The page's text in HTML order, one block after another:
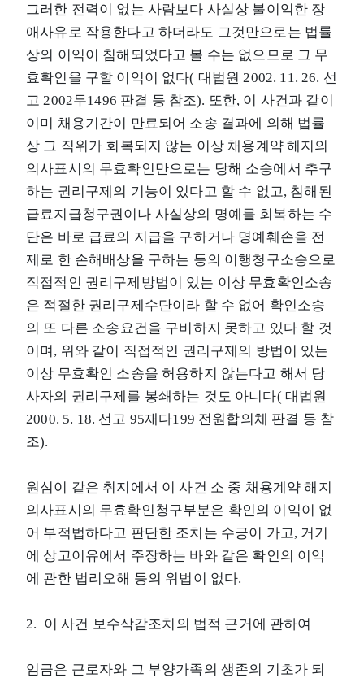
그러한 전력이 없는 사람보다 사실상 불이익한 장
애사유로 작용한다고 하더라도 그것만으로는 법률
상의 이익이 침해되었다고 볼 수는 없으므로 그 무
효확인을 구할 이익이 없다( 대법원 2002. 11. 26. 선
고 2002두1496 판결 등 참조). 또한, 이 사건과 같이
이미 채용기간이 만료되어 소송 결과에 의해 법률
상 그 직위가 회복되지 않는 이상 채용계약 해지의
의사표시의 무효확인만으로는 당해 소송에서 추구
하는 권리구제의 기능이 있다고 할 수 없고, 침해된
급료지급청구권이나 사실상의 명예를 회복하는 수
단은 바로 급료의 지급을 구하거나 명예훼손을 전
제로 한 손해배상을 구하는 등의 이행청구소송으로
직접적인 권리구제방법이 있는 이상 무효확인소송
은 적절한 권리구제수단이라 할 수 없어 확인소송
의 또 다른 소송요건을 구비하지 못하고 있다 할 것
이며, 위와 같이 직접적인 권리구제의 방법이 있는
이상 무효확인 소송을 허용하지 않는다고 해서 당
사자의 권리구제를 봉쇄하는 것도 아니다( 대법원
2000. 5. 18. 선고 95재다199 전원합의체 판결 등 참
조).
원심이 같은 취지에서 이 사건 소 중 채용계약 해지
의사표시의 무효확인청구부분은 확인의 이익이 없
어 부적법하다고 판단한 조치는 수긍이 가고, 거기
에 상고이유에서 주장하는 바와 같은 확인의 이익
에 관한 법리오해 등의 위법이 없다.
2. 이 사건 보수삭감조치의 법적 근거에 관하여
임금은 근로자와 그 부양가족의 생존의 기초가 되